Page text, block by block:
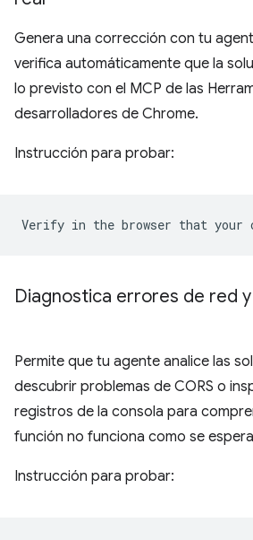
Genera una corrección con tu
verifica automáticamente que la
lo previsto con el MCP de las
desarrolladores de Chrome.
Instrucción para probar:
Diagnostica errores de red
Permite que tu agente analice las
descubrir problemas de CORS o
registros de la consola para
función no funciona como se
Instrucción para probar: